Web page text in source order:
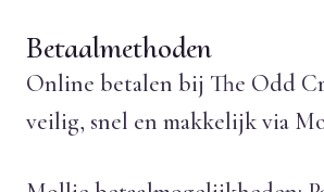
Betaalmethoden
Online betalen bij The Odd
veilig, snel en makkelijk via